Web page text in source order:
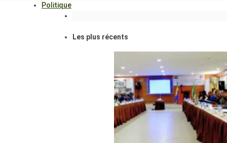
Politique
Les plus récents